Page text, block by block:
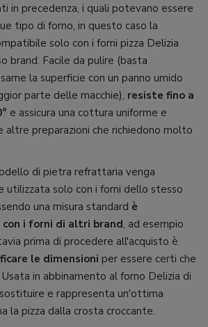
in precedenza, i quali potevano essere
tipo di forno, in questo caso la
solo con i forni pizza Delizia
brand. Facile da pulire (basta
la superficie con un panno umido
parte delle macchie), resiste fino a
e assicura una cottura uniforme e
altre preparazioni che richiedono molto
di pietra refrattaria venga
utilizzata solo con i forni dello stesso
una misura standard è
con i forni di altri brand, ad esempio
prima di procedere all'acquisto è
le dimensioni per essere certi che
in abbinamento al forno Delizia di
e rappresenta un'ottima
la pizza dalla crosta croccante.